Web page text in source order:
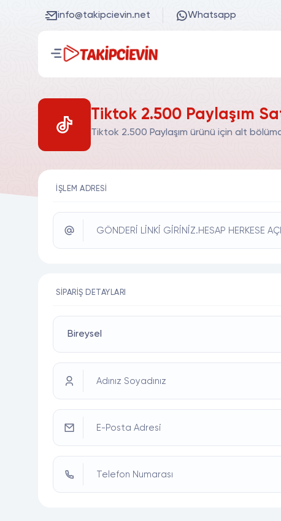
info@takipcievin.net Whatsapp
Tiktok 2.500 Paylaşım
Tiktok 2.500 Paylaşım ürünü için alt
İŞLEM ADRESI
GÖNDERİ LİNKİ GİRİNİZ.HESAP HERKESE
SIPARIŞ DETAYLARI
Adınız Soyadınız
E-Posta Adresi
Telefon Numarası